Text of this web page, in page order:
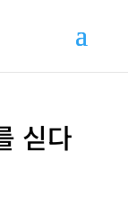
싣다